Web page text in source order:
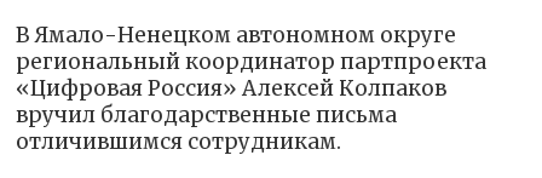
В Ямало-Ненецком автономном округе
региональный координатор партпроекта
«Цифровая Россия» Алексей Колпаков
вручил благодарственные письма
отличившимся сотрудникам.